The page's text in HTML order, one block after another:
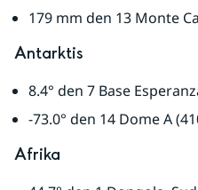
179 mm den 13 Monte
Antarktis
8.4° den 7 Base
-73.0° den 14 Dome A
Afrika